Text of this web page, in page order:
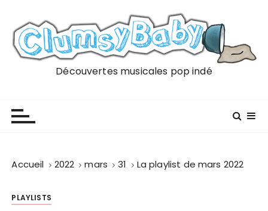
Découvertes musicales pop indé
Accueil 2022 mars 31 La playlist de mars 2022
PLAYLISTS